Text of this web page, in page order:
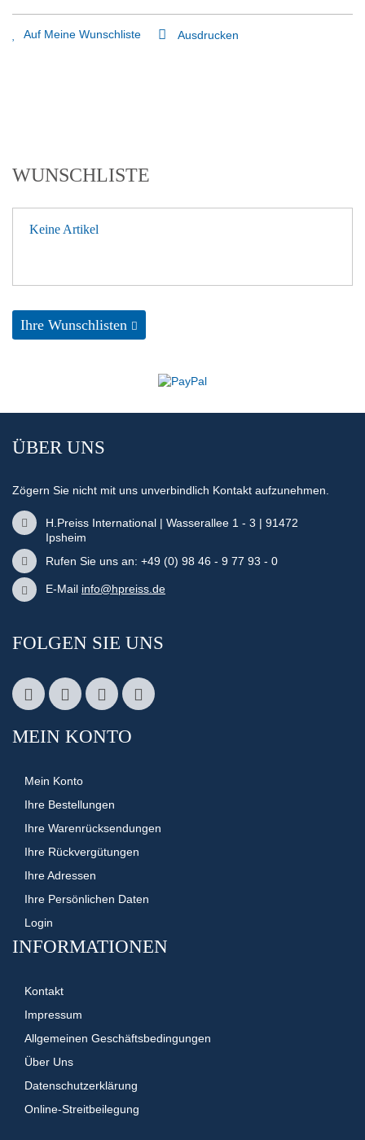
Auf Meine Wunschliste Ausdrucken
WUNSCHLISTE
Keine Artikel
Ihre Wunschlisten
ÜBER UNS
Zögern Sie nicht mit uns unverbindlich Kontakt aufzunehmen.
H.Preiss International | Wasserallee 1 - 3 | 91472
Ipsheim
Rufen Sie uns an: +49 (0) 98 46 - 9 77 93 - 0
E-Mail info@hpreiss.de
FOLGEN SIE UNS
MEIN KONTO
Mein Konto
Ihre Bestellungen
Ihre Warenrücksendungen
Ihre Rückvergütungen
Ihre Adressen
Ihre Persönlichen Daten
Login
INFORMATIONEN
Kontakt
Impressum
Allgemeinen Geschäftsbedingungen
Über Uns
Datenschutzerklärung
Online-Streitbeilegung